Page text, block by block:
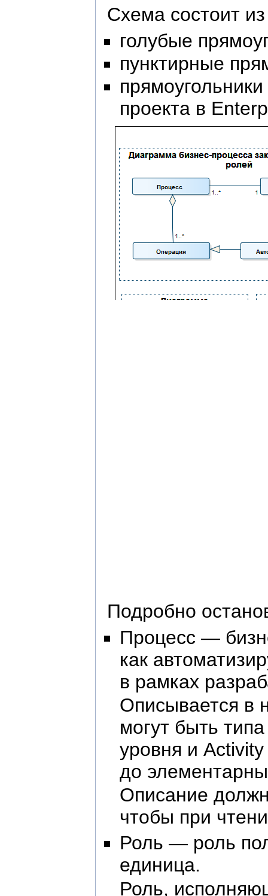
Схема состоит
голубые
пунктирные
проекта в
Подробно
Процесс —
как
в рамках
Описывается в
могут быть
уровня и
до
Описание
чтобы при
Роль — роль
единица.
Роль,